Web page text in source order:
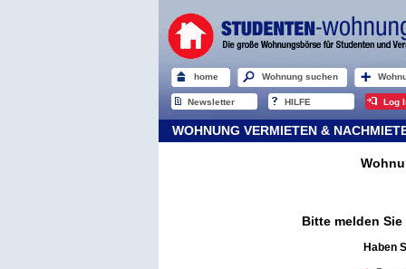
home Wohnung suchen
Newsletter HILFE Log
WOHNUNG VERMIETEN &
Bitte melden
Haben